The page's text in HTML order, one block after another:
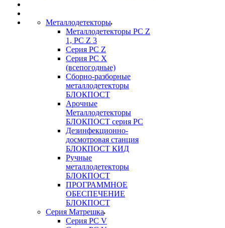
Металлодетекторы
Металлодетекторы РС Z
1, PC Z 3
Серия РС Z
Серия РС X
(всепогодные)
Сборно-разборные
металлодетекторы
БЛОКПОСТ
Арочные
Металлодетекторы
БЛОКПОСТ серия РС
Дезинфекционно-
досмотровая станция
БЛОКПОСТ КИД
Ручные
металлодетекторы
БЛОКПОСТ
ПРОГРАММНОЕ
ОБЕСПЕЧЕНИЕ
БЛОКПОСТ
Серия Матрешка
Серия PC V